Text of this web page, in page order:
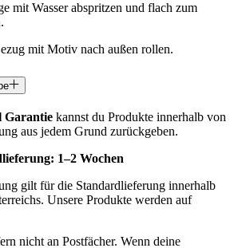
mit Wasser abspritzen und flach zum
mit Motiv nach außen rollen.
Garantie kannst du Produkte innerhalb von
aus jedem Grund zurückgeben.
1–2 Wochen
gilt für die Standardlieferung innerhalb
Unsere Produkte werden auf
nicht an Postfächer. Wenn deine